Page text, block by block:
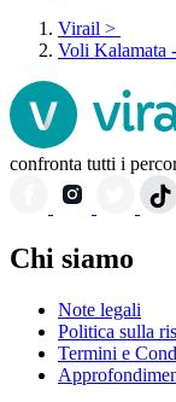
Virail >
Voli Kalamata
confronta tutti i
Chi siamo
Note legali
Politica sulla
Termini e